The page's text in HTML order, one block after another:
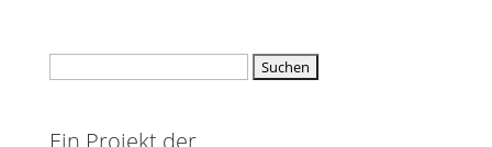
Ein Projekt der